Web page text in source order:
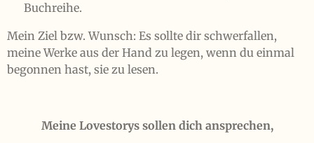
Buchreihe.
Mein Ziel bzw. Wunsch: Es sollte dir schwerfallen,
meine Werke aus der Hand zu legen, wenn du einmal
begonnen hast, sie zu lesen.
Meine Lovestorys sollen dich ansprechen,